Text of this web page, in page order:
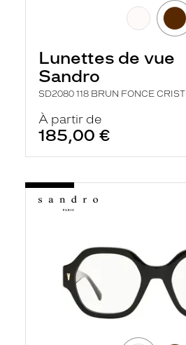
Lunettes de vue
Sandro
SD2080 118 BRUN FONCE CRIST
À partir de
185,00 €